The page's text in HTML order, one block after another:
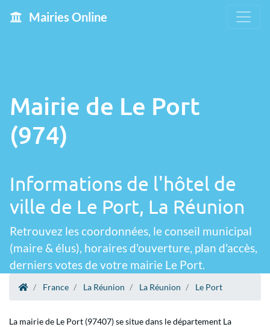
Mairies Online
Mairie de Le Port
(974)
Informations de l'hôtel de
ville de Le Port, La Réunion
Retrouvez les coordonnées, le conseil municipal
(maire & élus), horaires d'ouverture, plan d'accès,
derniers votes de votre mairie Le Port.
France La Réunion La Réunion Le Port
La mairie de Le Port (97407) se situe dans le département La